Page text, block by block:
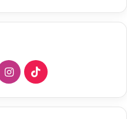
I
n
T
i